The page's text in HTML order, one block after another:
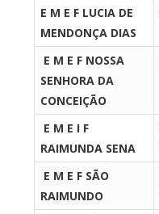
E M E F LUCIA DE
MENDONÇA DIAS
E M E F NOSSA
SENHORA DA
CONCEIÇÃO
E M E I F
RAIMUNDA SENA
E M E F SÃO
RAIMUNDO